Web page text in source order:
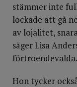
stämmer inte
lockade att gå
av lojalitet,
säger Lisa
förtroendevalda.
Hon tycker